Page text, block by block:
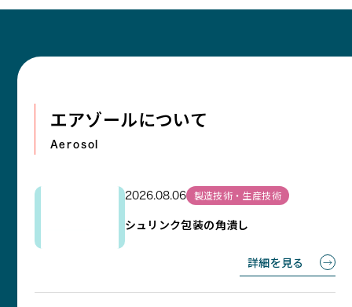
エアゾールについて
Aerosol
2026.08.06 製造技術・生産技術
シュリンク包装の角潰し
詳細を見る